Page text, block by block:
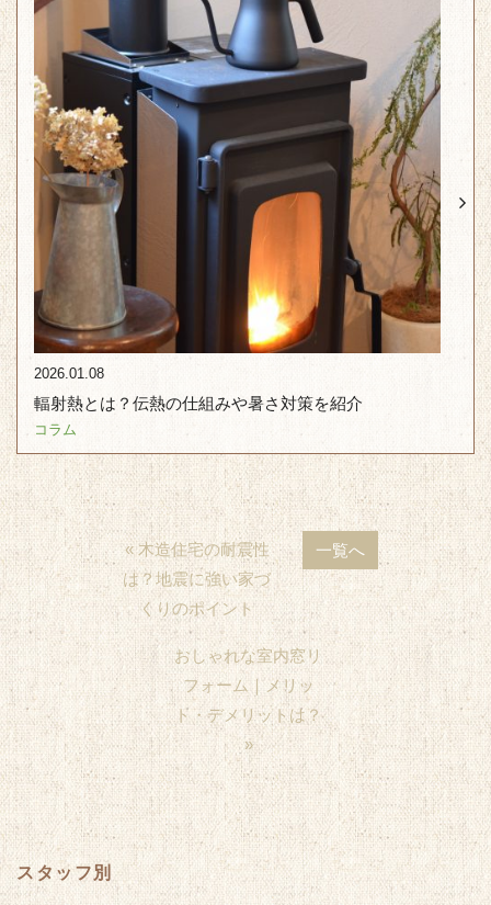
2026.01.08
輻射熱とは？伝熱の仕組みや暑さ対策を紹介
コラム
« 木造住宅の耐震性
は？地震に強い家づ
くりのポイント
一覧へ
おしゃれな室内窓リ
フォーム｜メリッ
ト・デメリットは？
»
スタッフ別